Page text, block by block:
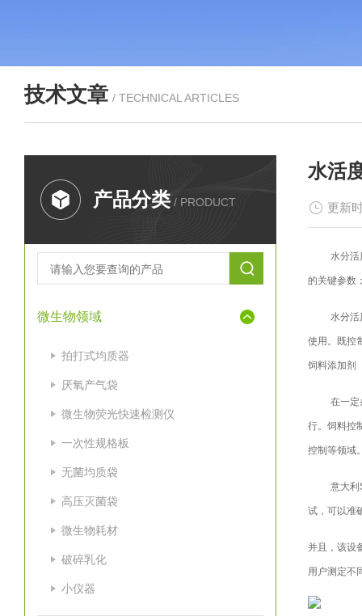
技术文章 / TECHNICAL ARTICLES
产品分类 / PRODUCT
微生物领域
拍打式均质器
厌氧产气袋
微生物荧光快速检测仪
一次性规格板
无菌均质袋
高压灭菌袋
微生物耗材
破碎乳化
小仪器
水活
更新
水分
的关键参数
水分
使用。既控
饲料添加剂
在一定
行。饲料控
控制等领域
意大
试，可以准
并且，该设
用户测定不